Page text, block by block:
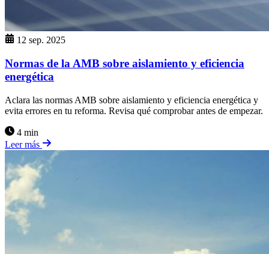
12 sep. 2025
Normas de la AMB sobre aislamiento y eficiencia
energética
Aclara las normas AMB sobre aislamiento y eficiencia energética y
evita errores en tu reforma. Revisa qué comprobar antes de empezar.
4 min
Leer más